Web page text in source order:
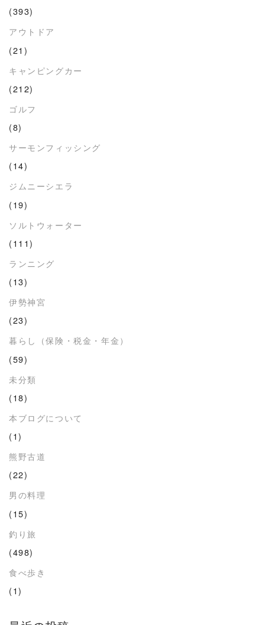
(393)
アウトドア
(21)
キャンピングカー
(212)
ゴルフ
(8)
サーモンフィッシング
(14)
ジムニーシエラ
(19)
ソルトウォーター
(111)
ランニング
(13)
伊勢神宮
(23)
暮らし（保険・税金・年金）
(59)
未分類
(18)
本ブログについて
(1)
熊野古道
(22)
男の料理
(15)
釣り旅
(498)
食べ歩き
(1)